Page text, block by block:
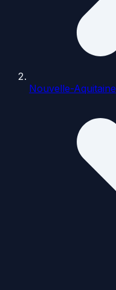
Nouvelle-Aquitaine